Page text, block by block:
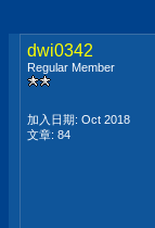
dwi0342
Regular Member
加入日期: Oct 2018
文章: 84